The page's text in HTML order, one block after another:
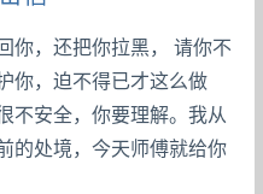
你，还把你拉黑， 请你不
你，迫不得已才这么做
不安全，你要理解。我从
的处境，今天师傅就给你